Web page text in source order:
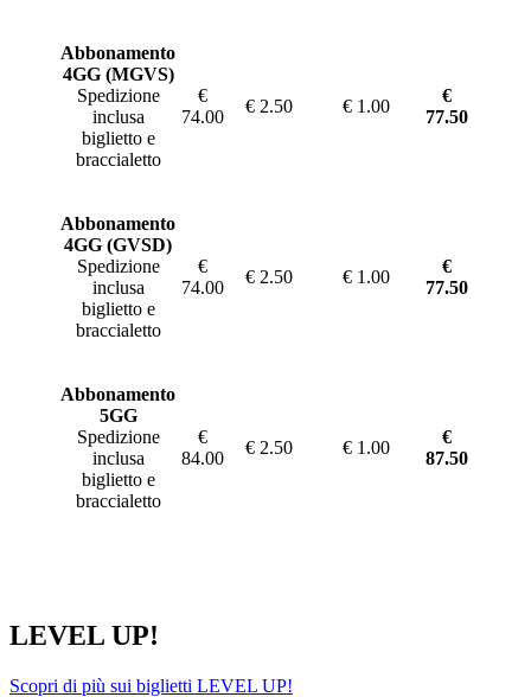
Abbonamento
4GG (MGVS)
Spedizione
inclusa
biglietto e
braccialetto
€
74.00
€ 2.50 € 1.00
€
77.50
Abbonamento
4GG (GVSD)
Spedizione
inclusa
biglietto e
braccialetto
€
74.00
€ 2.50 € 1.00
€
77.50
Abbonamento
5GG
Spedizione
inclusa
biglietto e
braccialetto
€
84.00
€ 2.50 € 1.00
€
87.50
LEVEL UP!
Scopri di più sui biglietti LEVEL UP!